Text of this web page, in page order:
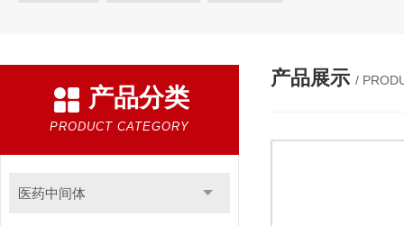
产品分类
PRODUCT CATEGORY
医药中间体
产品展示 /